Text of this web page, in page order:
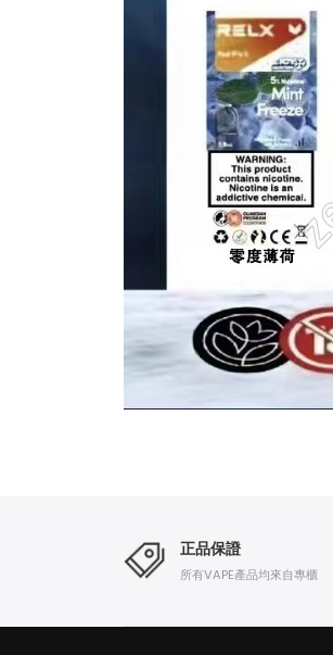
正品保證
所有VAPE產品均來自專櫃